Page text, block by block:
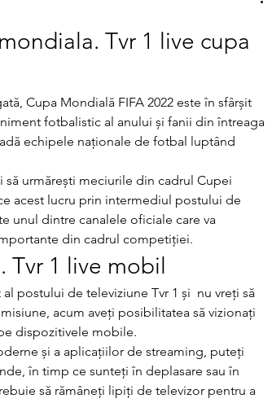
Tvr 1 live cupa
Cupa Mondială FIFA 2022 este în sfârșit
fotbalistic al anului și fanii din întreaga
echipele naționale de fotbal luptând
să urmărești meciurile din cadrul Cupei
acest lucru prin intermediul postului de
unul dintre canalele oficiale care va
din cadrul competiției.
Tvr 1 live mobil
postului de televiziune Tvr 1 și  nu vreți să
acum aveți posibilitatea să vizionați
dispozitivele mobile.
și a aplicațiilor de streaming, puteți
în timp ce sunteți în deplasare sau în
să rămâneți lipiți de televizor pentru a